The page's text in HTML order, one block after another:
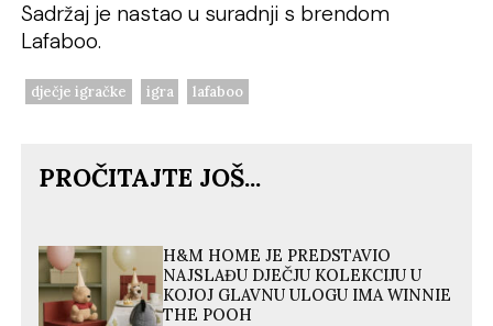
Sadržaj je nastao u suradnji s brendom
Lafaboo.
dječje igračke igra lafaboo
PROČITAJTE JOŠ...
H&M HOME JE PREDSTAVIO
NAJSLAĐU DJEČJU KOLEKCIJU U
KOJOJ GLAVNU ULOGU IMA WINNIE
THE POOH